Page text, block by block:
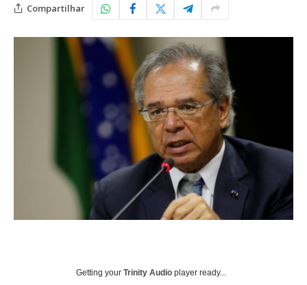
Compartilhar
Getting your Trinity Audio player ready...